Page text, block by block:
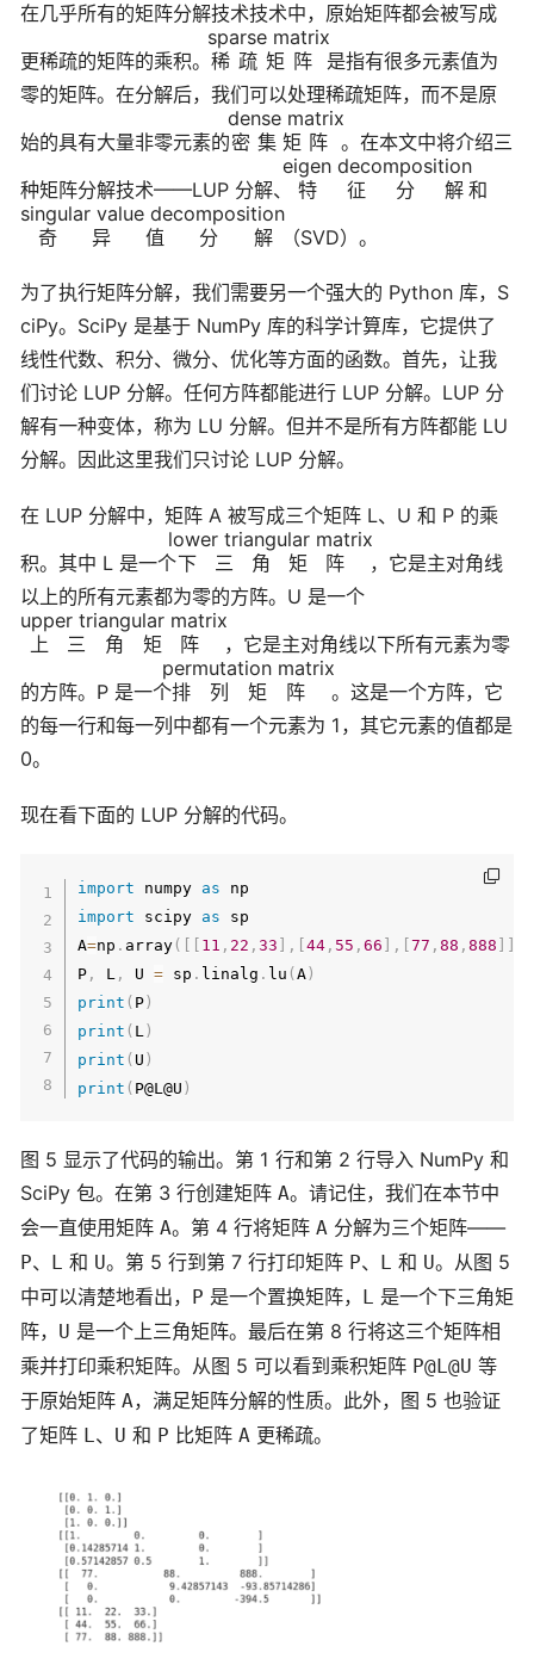
在几乎所有的矩阵分解技术技术中，原始矩阵都会被写成
更稀疏的矩阵的乘积。 稀疏矩阵
sparse matrix
是指有很多元素值为
零的矩阵。在分解后，我们可以处理稀疏矩阵，而不是原
始的具有大量非零元素的密集矩阵
dense matrix
。在本文中将介绍三
种矩阵分解技术——LUP 分解、
特征分解
eigen decomposition
和
奇异值分解
singular value decomposition
（SVD）。
为了执行矩阵分解，我们需要另一个强大的 Python 库，S
ciPy。SciPy 是基于 NumPy 库的科学计算库，它提供了
线性代数、积分、微分、优化等方面的函数。首先，让我
们讨论 LUP 分解。任何方阵都能进行 LUP 分解。LUP 分
解有一种变体，称为 LU 分解。但并不是所有方阵都能 LU
分解。因此这里我们只讨论 LUP 分解。
在 LUP 分解中，矩阵 A 被写成三个矩阵 L、U 和 P 的乘
积。其中 L 是一个下三角矩阵
lower triangular matrix
，它是主对角线
以上的所有元素都为零的方阵。U 是一个
上三角矩阵
upper triangular matrix
，它是主对角线以下所有元素为零
的方阵。P 是一个排列矩阵
permutation matrix
。这是一个方阵，它
的每一行和每一列中都有一个元素为 1，其它元素的值都是
0。
现在看下面的 LUP 分解的代码。
import numpy as
import scipy as sp
A=np . array( [ [ 11 , 22 ,33 ] , [44 , 55 ,66 ] , [77 ,88 ,888 ] ]
P , L , U = sp . linalg . lu (A)
print ( P)
print ( L )
print ( U )
print ( P@L@U )
图 5 显示了代码的输出。第 1 行和第 2 行导入 NumPy 和
SciPy 包。在第 3 行创建矩阵 A。请记住，我们在本节中
会一直使用矩阵 A。第 4 行将矩阵 A 分解为三个矩阵——
P、 L 和 U。第 5 行到第 7 行打印矩阵 P、 L 和 U。从图 5
中可以清楚地看出，
P 是一个置换矩阵， L 是一个下三角矩
阵， U 是一个上三角矩阵。最后在第 8 行将这三个矩阵相
乘并打印乘积矩阵。从图 5 可以看到乘积矩阵 P@L@U 等
于原始矩阵 A，满足矩阵分解的性质。此外，图 5 也验证
了矩阵 L、 U 和 P 比矩阵 A 更稀疏。